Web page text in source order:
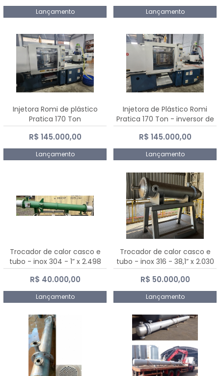
Lançamento Lançamento
Injetora Romi de plástico
Pratica 170 Ton
R$ 145.000,00
Lançamento
Injetora de Plástico Romi
Pratica 170 Ton - inversor de
frequência NR 12
R$ 145.000,00
Lançamento
Trocador de calor casco e
tubo - inox 304 - 1” x 2.498
mm
R$ 40.000,00
Lançamento
Trocador de calor casco e
tubo - inox 316 - 38,1” x 2.030
mm
R$ 50.000,00
Lançamento